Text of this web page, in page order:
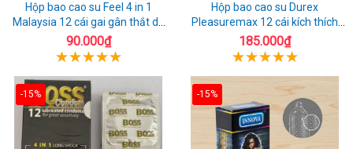
Hộp bao cao su Feel 4 in 1
Malaysia 12 cái gai gân thắt dễ
sử dụng
90.000₫
Hộp bao cao su Durex
Pleasuremax 12 cái kích thích
tăng khoái cảm
185.000₫
-15% -15%